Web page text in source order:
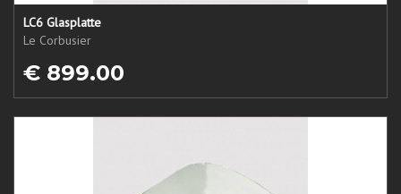
LC6 Glasplatte
Le Corbusier
€ 899.00